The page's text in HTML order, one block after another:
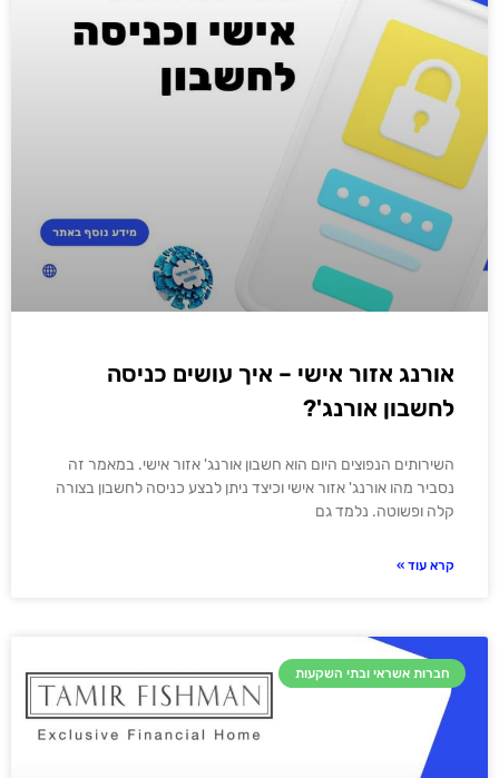
אורנג אזור אישי – איך עושים כניסה
לחשבון אורנג'?
השירותים הנפוצים היום הוא חשבון אורנג' אזור אישי. במאמר זה
נסביר מהו אורנג' אזור אישי וכיצד ניתן לבצע כניסה לחשבון בצורה
קלה ופשוטה. נלמד גם
קרא עוד »
חברות אשראי ובתי השקעות